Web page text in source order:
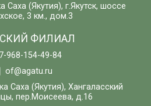
Саха (Якутия), г.Якутск, шоссе
3 км., дом.3
ФИЛИАЛ
968-154-49-84
of@agatu.ru
Саха (Якутия), Хангаласский
пер.Моисеева, д.16